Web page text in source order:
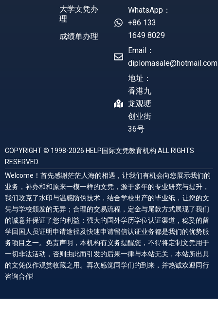
大学文凭办
理
成绩单办理
WhatsApp：
+86 133
1649 8029
Email：
diplomasale@hotmail.com
地址：
香港九
龙观塘
创业街
36号
COPYRIGHT © 1998-2026 HELP国际文凭教育机构 ALL RIGHTS
RESERVED.
Welcome！首先感谢茫茫人海的相遇，让我们有机会向您展示我们的
业务，补办和和原来一模一样的文凭，源于多年的专业研究与提升，
我们攻克了水印与温感防伪技术，结合学校出产的毕业纸，让您的文
凭与学校颁发的无异；合理的交易流程，定金与尾款方式展现了我们
的诚意并保证了您的利益；强大的国外学历学位认证渠道，稳妥的留
学回国人员证明申请途径及快速申请留信认证业务都是我们的优势服
务项目之一。免责声明，本机构有义务提醒您，不得将定制文凭用于
一切非法活动，否则由此而引发的后果一律与本站无关，本站所出具
的文凭仅作观赏收藏之用。再次感觉同学们的到来，并热诚欢迎同行
咨询合作!